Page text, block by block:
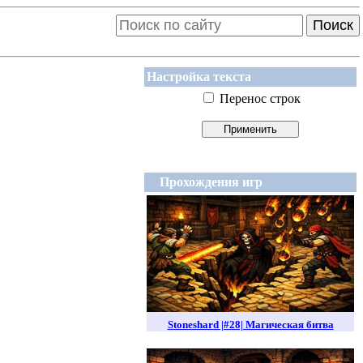
Поиск
Настройка текста
Перенос строк
Прохождения игр
Stoneshard |#28| Магическая битва